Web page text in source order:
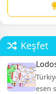
Keşfet
esen